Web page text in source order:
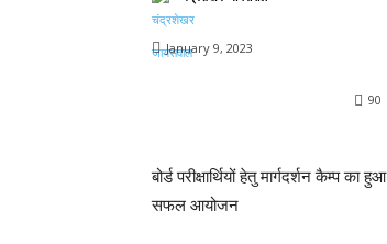
January 9, 2023
90
बोर्ड परीक्षार्थियों हेतु मार्गदर्शन कैम्प का हुआ
सफल आयोजन